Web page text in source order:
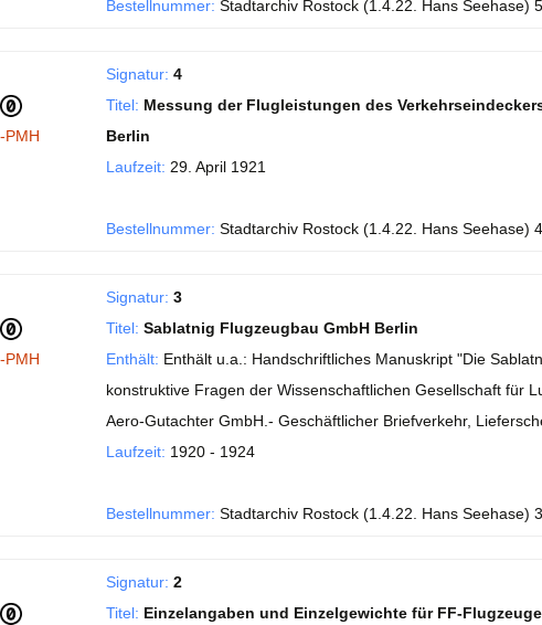
Bestellnummer: Stadtarchiv Rostock (1.4.22. Hans Seehase) 5
PMH
Signatur: 4
Titel: Messung der Flugleistungen des
Berlin
Laufzeit: 29. April 1921
Bestellnummer: Stadtarchiv Rostock (1.4.22. Hans Seehase) 4
PMH
Signatur: 3
Titel: Sablatnig Flugzeugbau GmbH Berlin
Enthält: Enthält u.a.: Handschriftliches Manuskript "Die
konstruktive Fragen der Wissenschaftlichen Gesellschaft für
Aero-Gutachter GmbH.- Geschäftlicher Briefverkehr,
Laufzeit: 1920 - 1924
Bestellnummer: Stadtarchiv Rostock (1.4.22. Hans Seehase) 3
Signatur: 2
Titel: Einzelangaben und Einzelgewichte für FF-